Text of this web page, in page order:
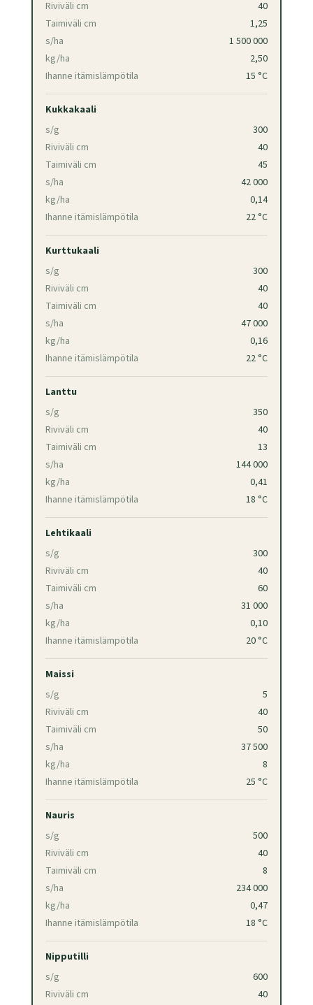
Riviväli cm
40
Taimiväli cm
1,25
s/ha
1 500 000
kg/ha
2,50
Ihanne itämislämpötila
15 °C
Kukkakaali
s/g
300
Riviväli cm
40
Taimiväli cm
45
s/ha
42 000
kg/ha
0,14
Ihanne itämislämpötila
22 °C
Kurttukaali
s/g
300
Riviväli cm
40
Taimiväli cm
40
s/ha
47 000
kg/ha
0,16
Ihanne itämislämpötila
22 °C
Lanttu
s/g
350
Riviväli cm
40
Taimiväli cm
13
s/ha
144 000
kg/ha
0,41
Ihanne itämislämpötila
18 °C
Lehtikaali
s/g
300
Riviväli cm
40
Taimiväli cm
60
s/ha
31 000
kg/ha
0,10
Ihanne itämislämpötila
20 °C
Maissi
s/g
5
Riviväli cm
40
Taimiväli cm
50
s/ha
37 500
kg/ha
8
Ihanne itämislämpötila
25 °C
Nauris
s/g
500
Riviväli cm
40
Taimiväli cm
8
s/ha
234 000
kg/ha
0,47
Ihanne itämislämpötila
18 °C
Nipputilli
s/g
600
Riviväli cm
40